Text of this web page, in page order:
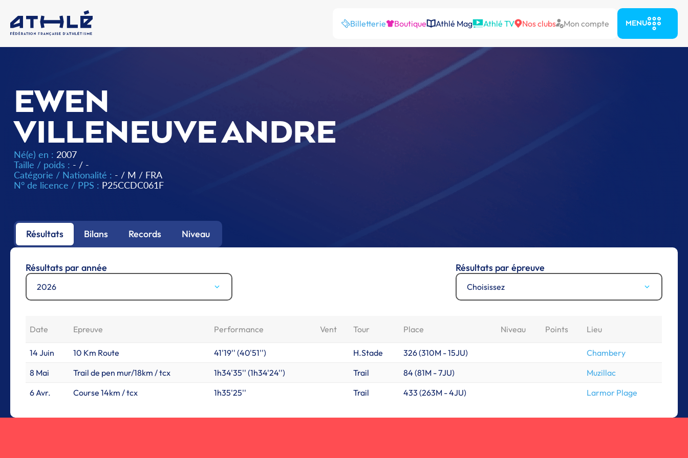
Billetterie Boutique Athlé Mag Athlé TV Nos clubs Mon compte MENU
EWEN
VILLENEUVE ANDRE
Né(e) en : 2007
Taille / poids : - / -
Catégorie / Nationalité : - / M / FRA
N° de licence / PPS : P25CCDC061F
Résultats Bilans Records Niveau
Résultats par année
2026
Résultats par épreuve
Choisissez
Date Epreuve Performance Vent Tour Place Niveau Points Lieu
14 Juin 10 Km Route 41'19'' (40'51'') H.Stade 326 (310M -15JU)
Chambery
8 Mai
Trail de pen mur/18km / tcx 1h34'35'' (1h34'24'') Trail 84 (81M -7JU)
Muzillac
6 Avr.
Course 14km / tcx 1h35'25'' Trail 433 (263M -4JU) Larmor Plage